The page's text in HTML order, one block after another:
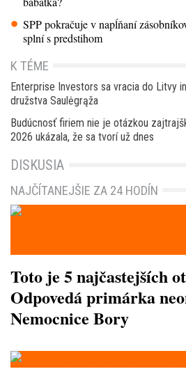
SPP pokračuje v napĺňaní
splní s predstihom
K TÉME
Enterprise Investors sa vracia do Litvy
družstva Saulėgrąža
Budúcnosť firiem nie je otázkou
2026 ukázala, že sa tvorí už dnes
DISKUSIA
NAJČÍTANEJŠIE ZA 24 HODÍN
Toto je 5 najčastejších
Odpovedá primárka
Nemocnice Bory